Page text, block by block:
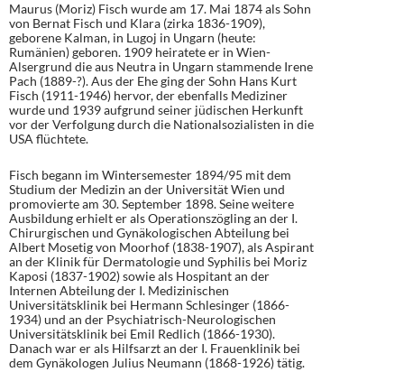
Maurus (Moriz) Fisch wurde am 17. Mai 1874 als Sohn
von Bernat Fisch und Klara (zirka 1836-1909),
geborene Kalman, in Lugoj in Ungarn (heute:
Rumänien) geboren. 1909 heiratete er in Wien-
Alsergrund die aus Neutra in Ungarn stammende Irene
Pach (1889-?). Aus der Ehe ging der Sohn Hans Kurt
Fisch (1911-1946) hervor, der ebenfalls Mediziner
wurde und 1939 aufgrund seiner jüdischen Herkunft
vor der Verfolgung durch die Nationalsozialisten in die
USA flüchtete.
Fisch begann im Wintersemester 1894/95 mit dem
Studium der Medizin an der Universität Wien und
promovierte am 30. September 1898. Seine weitere
Ausbildung erhielt er als Operationszögling an der I.
Chirurgischen und Gynäkologischen Abteilung bei
Albert Mosetig von Moorhof (1838-1907), als Aspirant
an der Klinik für Dermatologie und Syphilis bei Moriz
Kaposi (1837-1902) sowie als Hospitant an der
Internen Abteilung der I. Medizinischen
Universitätsklinik bei Hermann Schlesinger (1866-
1934) und an der Psychiatrisch-Neurologischen
Universitätsklinik bei Emil Redlich (1866-1930).
Danach war er als Hilfsarzt an der I. Frauenklinik bei
dem Gynäkologen Julius Neumann (1868-1926) tätig.